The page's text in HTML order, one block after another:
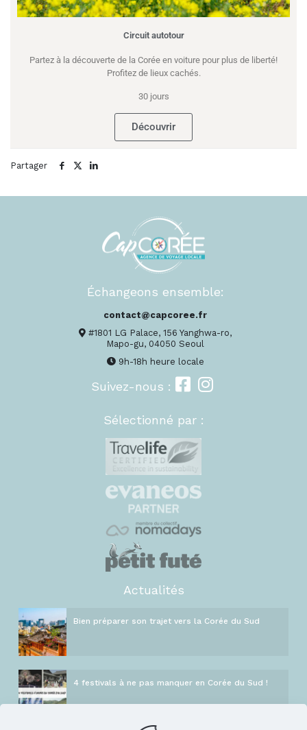
Circuit autotour
Partez à la découverte de la Corée en voiture pour plus de liberté!
Profitez de lieux cachés.
30 jours
Découvrir
Partager
Échangeons ensemble:
contact@capcoree.fr
#1801 LG Palace, 156 Yanghwa-ro,
Mapo-gu, 04050 Seoul
9h-18h heure locale
Suivez-nous :
Sélectionné par :
Actualités
Bien préparer son trajet vers la Corée du Sud
4 festivals à ne pas manquer en Corée du Sud !